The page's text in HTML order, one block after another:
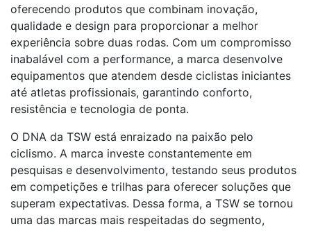
oferecendo produtos que combinam inovação,
qualidade e design para proporcionar a melhor
experiência sobre duas rodas. Com um compromisso
inabalável com a performance, a marca desenvolve
equipamentos que atendem desde ciclistas iniciantes
até atletas profissionais, garantindo conforto,
resistência e tecnologia de ponta.
O DNA da TSW está enraizado na paixão pelo
ciclismo. A marca investe constantemente em
pesquisas e desenvolvimento, testando seus produtos
em competições e trilhas para oferecer soluções que
superam expectativas. Dessa forma, a TSW se tornou
uma das marcas mais respeitadas do segmento,